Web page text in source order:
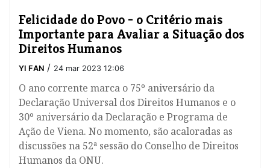
Felicidade do Povo - o Critério mais
Importante para Avaliar a Situação dos
Direitos Humanos
YI FAN / 24 mar 2023 12:06
O ano corrente marca o 75º aniversário da
Declaração Universal dos Direitos Humanos e o
30º aniversário da Declaração e Programa de
Ação de Viena. No momento, são acaloradas as
discussões na 52ª sessão do Conselho de Direitos
Humanos da ONU.